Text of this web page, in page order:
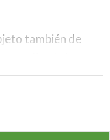
también de
Agricolo Sud y
y plantación